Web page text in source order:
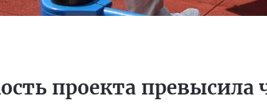
проекта превысила